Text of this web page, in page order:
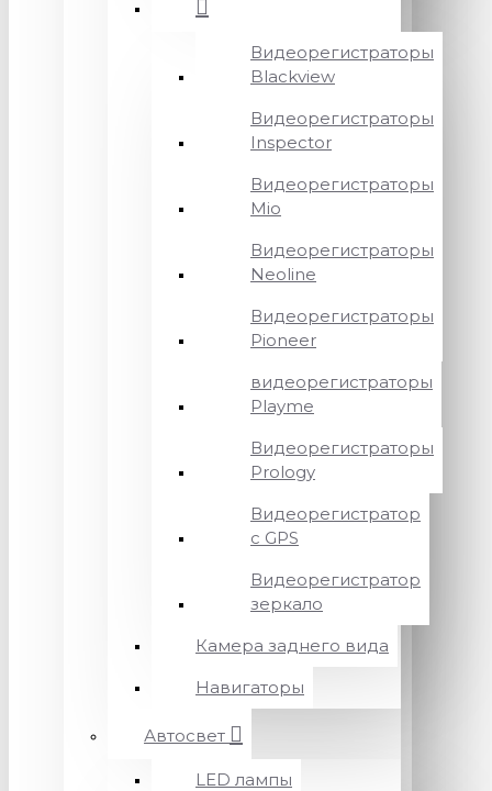
Видеорегистраторы
Blackview
Видеорегистраторы
Inspector
Видеорегистраторы
Mio
Видеорегистраторы
Neoline
Видеорегистраторы
Pioneer
видеорегистраторы
Playme
Видеорегистраторы
Prology
Видеорегистратор
с GPS
Видеорегистратор
зеркало
Камера заднего вида
Навигаторы
Автосвет
LED лампы